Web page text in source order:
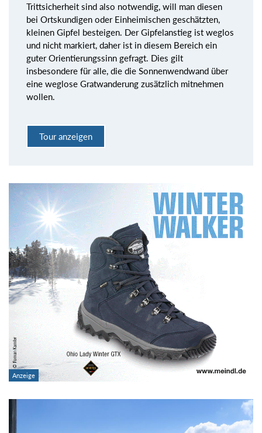
Trittsicherheit sind also notwendig, will man diesen
bei Ortskundigen oder Einheimischen geschätzten,
kleinen Gipfel besteigen. Der Gipfelanstieg ist weglos
und nicht markiert, daher ist in diesem Bereich ein
guter Orientierungssinn gefragt. Dies gilt
insbesondere für alle, die die Sonnenwendwand über
eine weglose Gratwanderung zusätzlich mitnehmen
wollen.
Tour anzeigen